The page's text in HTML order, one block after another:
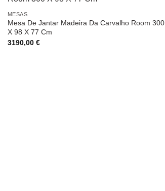
MESAS
Mesa De Jantar Madeira Da Carvalho Room 300
X 98 X 77 Cm
3190,00 €